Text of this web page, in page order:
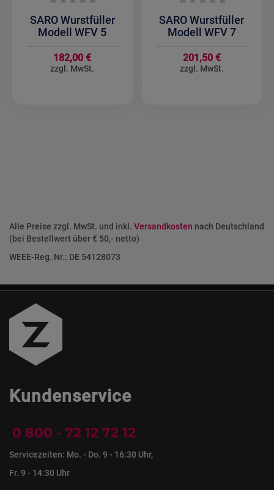
SARO Wurstfüller
Modell WFV 5
182,00 €
SARO Wurstfüller
Modell WFV 7
201,50 €
Alle Preise zzgl. MwSt. und inkl. Versandkosten nach Deutschland
(bei Bestellwert über € 50,- netto)
WEEE-Reg. Nr.: DE 54128073
Kundenservice
0 800 - 72 12 72 12
Servicezeiten: Mo. - Do. 9 - 16:30 Uhr,
Fr. 9 - 14:30 Uhr